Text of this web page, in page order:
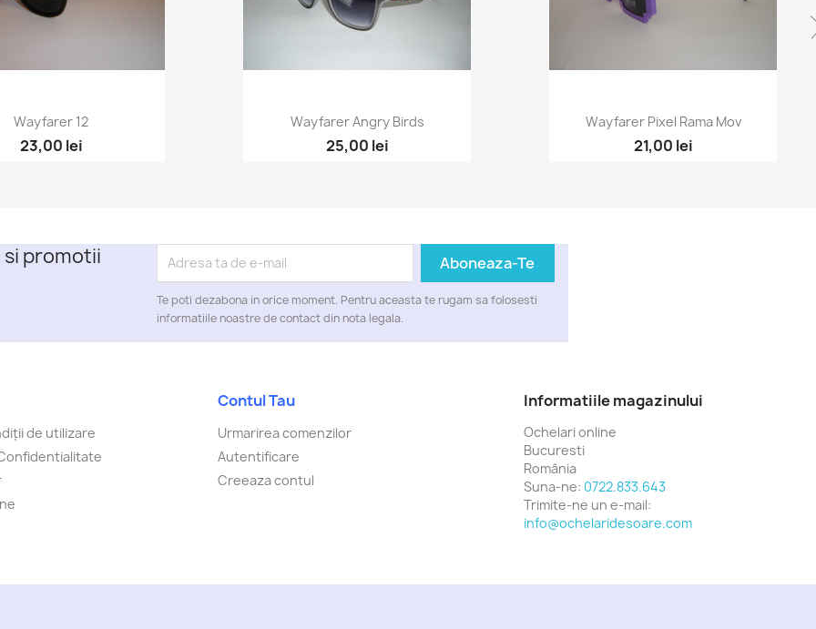
Wayfarer 12
23,00 lei
Wayfarer Angry Birds
25,00 lei
Wayfarer Pixel Rama Mov
21,00 lei
promotii
Te poti dezabona in orice moment. Pentru aceasta te rugam sa folosesti
informatiile noastre de contact din nota legala.
de utilizare
Contul Tau
Urmarirea comenzilor
Autentificare
Creeaza contul
Informatiile magazinului
Ochelari online
Bucuresti
România
Suna-ne: 0722.833.643
Trimite-ne un e-mail:
info@ochelaridesoare.com